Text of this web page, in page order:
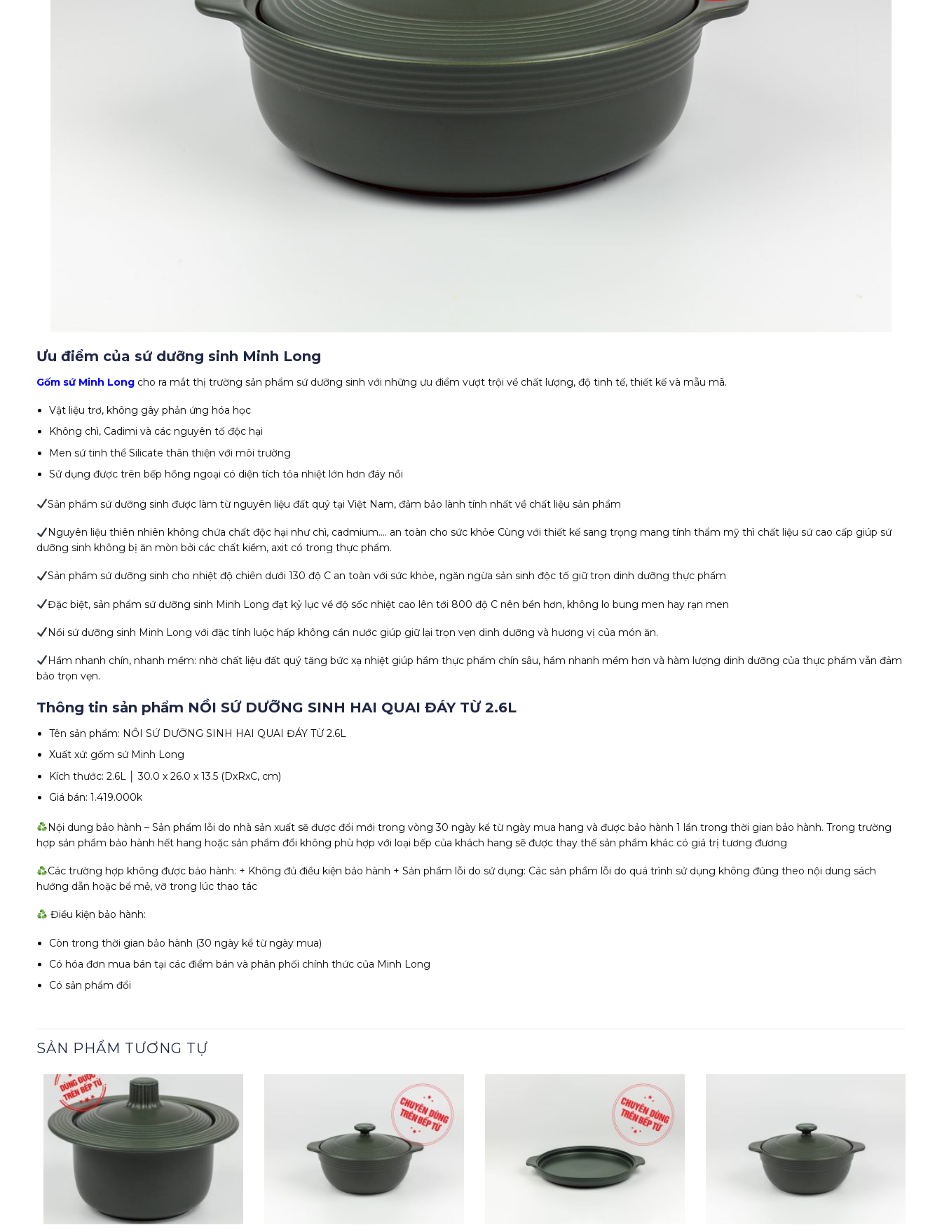
Ưu điểm của sứ dưỡng sinh Minh Long
Gốm sứ Minh Long cho ra mắt thị trường sản phẩm sứ dưỡng sinh với những ưu điểm vượt trội về chất lượng, độ tinh tế, thiết kế và mẫu mã.
Vật liệu trơ, không gây phản ứng hóa học
Không chì, Cadimi và các nguyên tố độc hại
Men sứ tinh thể Silicate thân thiện với môi trường
Sử dụng được trên bếp hồng ngoại có diện tích tỏa nhiệt lớn hơn đáy nồi
Sản phẩm sứ dưỡng sinh được làm từ nguyên liệu đất quý tại Việt Nam, đảm bảo lành tính nhất về chất liệu sản phẩm
Nguyên liệu thiên nhiên không chứa chất độc hại như chì, cadmium…. an toàn cho sức khỏe Cùng với thiết kế sang trọng mang tính thẩm mỹ thì chất liệu sứ cao cấp giúp sứ
dưỡng sinh không bị ăn mòn bởi các chất kiềm, axit có trong thực phẩm.
Sản phẩm sứ dưỡng sinh cho nhiệt độ chiên dưới 130 độ C an toàn với sức khỏe, ngăn ngừa sản sinh độc tố giữ trọn dinh dưỡng thực phẩm
Đặc biệt, sản phẩm sứ dưỡng sinh Minh Long đạt kỷ lục về độ sốc nhiệt cao lên tới 800 độ C nên bền hơn, không lo bung men hay rạn men
Nồi sứ dưỡng sinh Minh Long với đặc tính luộc hấp không cần nước giúp giữ lại trọn vẹn dinh dưỡng và hương vị của món ăn.
Hầm nhanh chín, nhanh mềm: nhờ chất liệu đất quý tăng bức xạ nhiệt giúp hầm thực phẩm chín sâu, hầm nhanh mềm hơn và hàm lượng dinh dưỡng của thực phẩm vẫn đảm
bảo trọn vẹn.
Thông tin sản phẩm NỒI SỨ DƯỠNG SINH HAI QUAI ĐÁY TỪ 2.6L
Tên sản phẩm: NỒI SỨ DƯỠNG SINH HAI QUAI ĐÁY TỪ 2.6L
Xuất xứ: gốm sứ Minh Long
Kích thước: 2.6L │ 30.0 x 26.0 x 13.5 (DxRxC, cm)
Giá bán: 1.419.000k
Nội dung bảo hành – Sản phẩm lỗi do nhà sản xuất sẽ được đổi mới trong vòng 30 ngày kể từ ngày mua hang và được bảo hành 1 lần trong thời gian bảo hành. Trong trường
hợp sản phẩm bảo hành hết hang hoặc sản phẩm đổi không phù hợp với loại bếp của khách hang sẽ được thay thế sản phẩm khác có giá trị tương đương
Các trường hợp không được bảo hành: + Không đủ điều kiện bảo hành + Sản phẩm lỗi do sử dụng: Các sản phẩm lỗi do quá trình sử dụng không đúng theo nội dung sách
hướng dẫn hoặc bể mẻ, vỡ trong lúc thao tác
Điều kiện bảo hành:
Còn trong thời gian bảo hành (30 ngày kể từ ngày mua)
Có hóa đơn mua bán tại các điểm bán và phân phối chính thức của Minh Long
Có sản phẩm đổi
SẢN PHẨM TƯƠNG TỰ